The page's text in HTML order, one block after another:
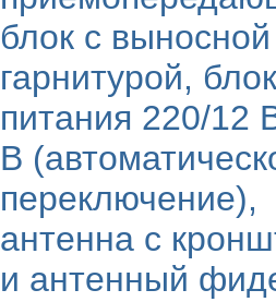
блок с выносной
гарнитурой, блок
питания 220/12
В
переключение),
антенна с
и антенный